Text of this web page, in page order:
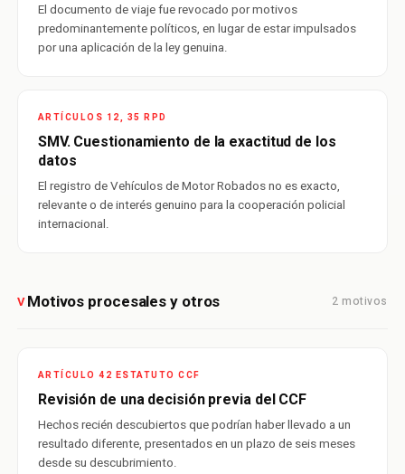
El documento de viaje fue revocado por motivos
predominantemente políticos, en lugar de estar impulsados
por una aplicación de la ley genuina.
ARTÍCULOS 12, 35 RPD
SMV. Cuestionamiento de la exactitud de los
datos
El registro de Vehículos de Motor Robados no es exacto,
relevante o de interés genuino para la cooperación policial
internacional.
V Motivos procesales y otros 2 motivos
ARTÍCULO 42 ESTATUTO CCF
Revisión de una decisión previa del CCF
Hechos recién descubiertos que podrían haber llevado a un
resultado diferente, presentados en un plazo de seis meses
desde su descubrimiento.